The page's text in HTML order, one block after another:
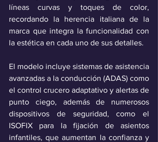
líneas curvas y toques de color,
recordando la herencia italiana de la
marca que integra la funcionalidad con
la estética en cada uno de sus detalles.
El modelo incluye sistemas de asistencia
avanzadas a la conducción (ADAS) como
el control crucero adaptativo y alertas de
punto ciego, además de numerosos
dispositivos de seguridad, como el
ISOFIX para la fijación de asientos
infantiles, que aumentan la confianza y